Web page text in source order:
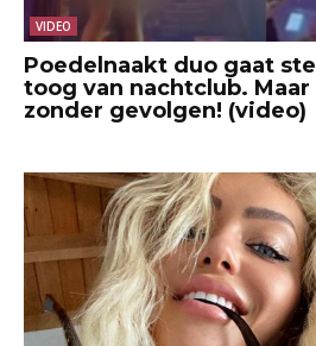
VIDEO
Poedelnaakt duo gaat
toog van nachtclub.
zonder gevolgen! (video)